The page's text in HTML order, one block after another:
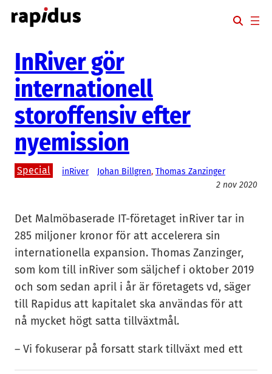
Hoppa
till
InRiver gör
internationell
storoffensiv efter
nyemission
Special inRiver Johan Billgren, Thomas Zanzinger
2 nov 2020
Det Malmöbaserade IT-företaget inRiver tar in
285 miljoner kronor för att accelerera sin
internationella expansion. Thomas Zanzinger,
som kom till inRiver som säljchef i oktober 2019
och som sedan april i år är företagets vd, säger
till Rapidus att kapitalet ska användas för att
nå mycket högt satta tillväxtmål.
– Vi fokuserar på forsatt stark tillväxt med ett